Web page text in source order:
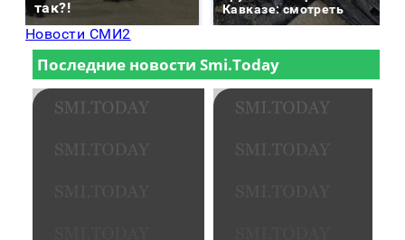
так?!
Кавказе: смотреть
Новости СМИ2